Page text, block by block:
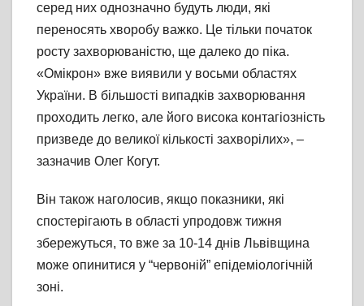
серед них однозначно будуть люди, які
переносять хворобу важко. Це тільки початок
росту захворюваністю, ще далеко до піка.
«Омікрон» вже виявили у восьми областях
України. В більшості випадків захворювання
проходить легко, але його висока контагіозність
призведе до великої кількості захворілих», –
зазначив Олег Когут.
Він також наголосив, якщо показники, які
спостерігають в області упродовж тижня
збережуться, то вже за 10-14 днів Львівщина
може опинитися у “червоній” епідеміологічній
зоні.